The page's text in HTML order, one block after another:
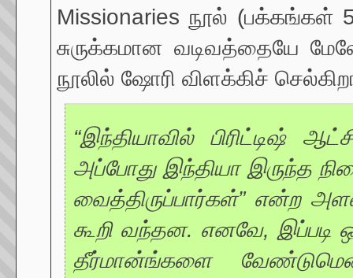
Missionaries நூல் (பக்கங்கள்
சுருக்கமான வடிவத்தையே
நூலில் ஷோரி விளக்கிச்
“இந்தியாவில் பிரிட்டிஷ்
அப்போது இந்தியா இருந்த
வைத்திருப்பார்கள்” என்ற
கூறி வந்தன. எனவே, இப்படி
தீர்மான்ங்களை